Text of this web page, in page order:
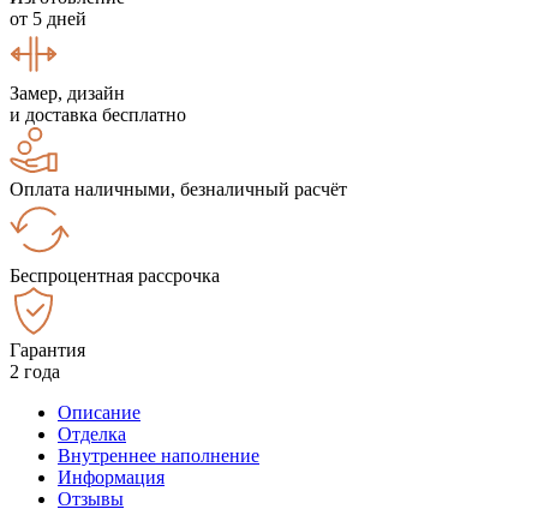
от 5 дней
Замер, дизайн
и доставка бесплатно
Оплата наличными, безналичный расчёт
Беспроцентная рассрочка
Гарантия
2 года
Описание
Отделка
Внутреннее наполнение
Информация
Отзывы